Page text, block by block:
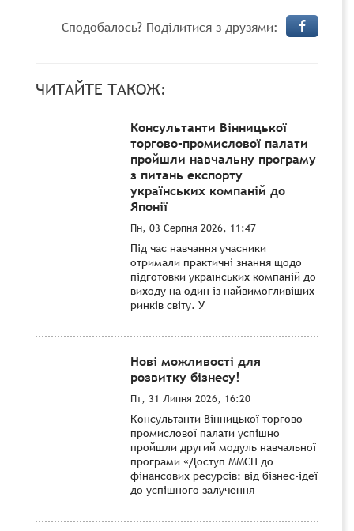
Сподобалось? Поділитися з друзями:
ЧИТАЙТЕ ТАКОЖ:
Консультанти Вінницької
торгово-промислової палати
пройшли навчальну програму
з питань експорту
українських компаній до
Японії
Пн, 03 Серпня 2026, 11:47
Під час навчання учасники
отримали практичні знання щодо
підготовки українських компаній до
виходу на один із найвимогливіших
ринків світу. У
Нові можливості для
розвитку бізнесу!
Пт, 31 Липня 2026, 16:20
Консультанти Вінницької торгово-
промислової палати успішно
пройшли другий модуль навчальної
програми «Доступ ММСП до
фінансових ресурсів: від бізнес-ідеї
до успішного залучення